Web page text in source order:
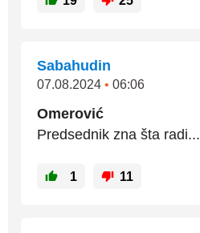
Sabahudin
07.08.2024 • 06:06
Omerović
Predsednik zna šta radi...
1 11